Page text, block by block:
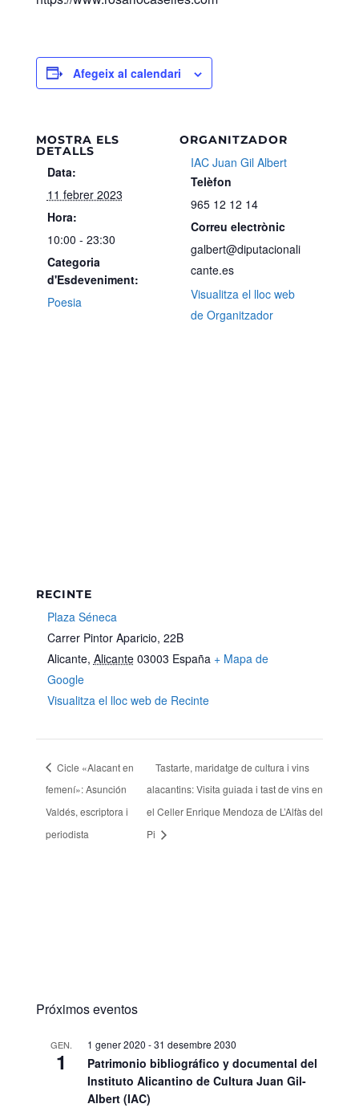
Afegeix al calendari
MOSTRA ELS
DETALLS
Data:
11 febrer 2023
Hora:
10:00 - 23:30
Categoria
d'Esdeveniment:
Poesia
ORGANITZADOR
IAC Juan Gil Albert
Telèfon
965 12 12 14
Correu electrònic
galbert@diputacionali
cante.es
Visualitza el lloc web
de Organitzador
RECINTE
Plaza Séneca
Carrer Pintor Aparicio, 22B
Alicante, Alicante 03003 España + Mapa de
Google
Visualitza el lloc web de Recinte
Cicle «Alacant en
femení»: Asunción
Valdés, escriptora i
periodista
Tastarte, maridatge de cultura i vins
alacantins: Visita guiada i tast de vins en
el Celler Enrique Mendoza de L’Alfàs del
Pi
Próximos eventos
GEN.
1
1 gener 2020 -31 desembre 2030
Patrimonio bibliográfico y documental del
Instituto Alicantino de Cultura Juan Gil-
Albert (IAC)